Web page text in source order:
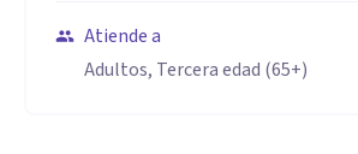
Atiende a
Adultos, Tercera edad (65+)